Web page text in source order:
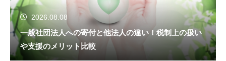
2026.08.08
一般社団法人への寄付と他法人の違い！税制上の扱い
や支援のメリット比較